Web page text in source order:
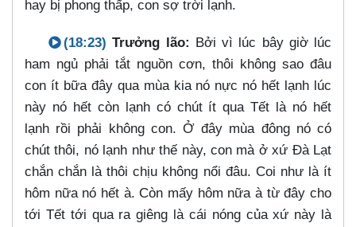
hay bị phong thấp, con sợ trời lạnh.
(18:23) Trưởng lão: Bởi vì lúc bây giờ lúc
ham ngủ phải tắt nguồn cơn, thôi không sao đâu
con ít bữa đây qua mùa kia nó nực nó hết lạnh lúc
này nó hết còn lạnh có chút ít qua Tết là nó hết
lạnh rồi phải không con. Ở đây mùa đông nó có
chút thôi, nó lạnh như thế này, con mà ở xứ Đà Lạt
chắn chắn là thôi chịu không nổi đâu. Coi như là ít
hôm nữa nó hết à. Còn mấy hôm nữa à từ đây cho
tới Tết tới qua ra giêng là cái nóng của xứ này là